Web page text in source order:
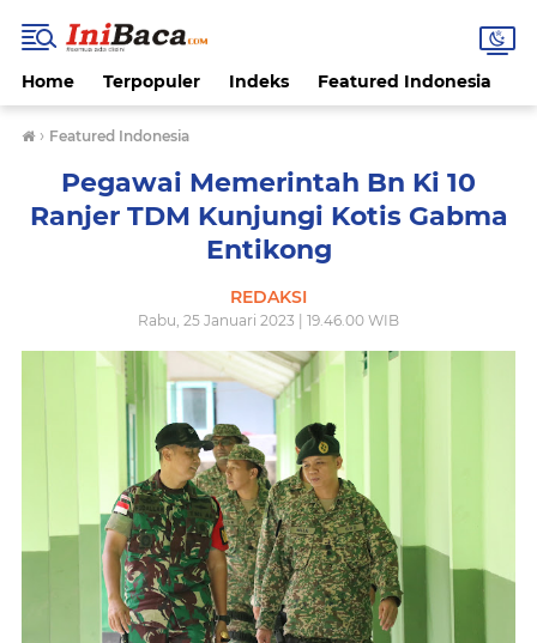
Home Terpopuler Indeks Featured Indonesia
› Featured Indonesia
Pegawai Memerintah Bn Ki 10
Ranjer TDM Kunjungi Kotis Gabma
Entikong
REDAKSI
Rabu, 25 Januari 2023 | 19.46.00 WIB